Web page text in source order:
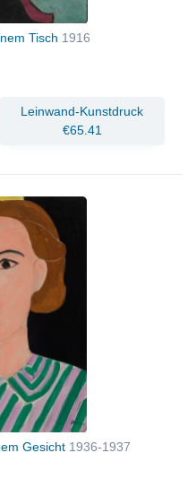
Tisch 1916
Leinwand-Kunstdruck
€65.41
Gesicht 1936-1937